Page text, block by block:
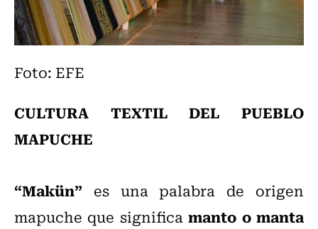
Foto: EFE
CULTURA TEXTIL DEL PUEBLO
MAPUCHE
“Makün” es una palabra de origen
mapuche que significamanto o manta